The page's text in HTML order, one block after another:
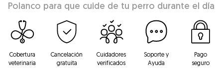
Polanco para que cuide de tu perro durante el día
Cobertura
veterinaria
Cancelación
gratuita
Cuidadores
verificados
Soporte y
Ayuda
Pago
seguro